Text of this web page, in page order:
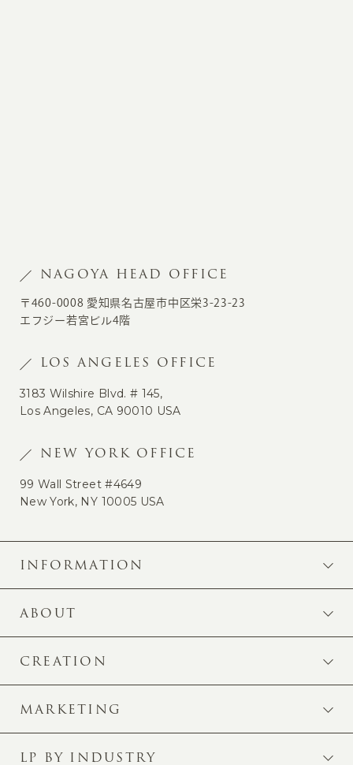
NAGOYA HEAD OFFICE
〒460-0008 愛知県名古屋市中区栄3-23-23
エフジー若宮ビル4階
LOS ANGELES OFFICE
3183 Wilshire Blvd. # 145,
Los Angeles, CA 90010 USA
NEW YORK OFFICE
99 Wall Street #4649
New York, NY 10005 USA
INFORMATION
ABOUT
CREATION
MARKETING
LP BY INDUSTRY